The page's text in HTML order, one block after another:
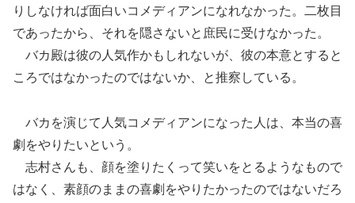
りしなければ面白いコメディアンになれなかった。二枚目
であったから、それを隠さないと庶民に受けなかった。
バカ殿は彼の人気作かもしれないが、彼の本意とすると
ころではなかったのではないか、と推察している。
バカを演じて人気コメディアンになった人は、本当の喜
劇をやりたいという。
志村さんも、顔を塗りたくって笑いをとるようなもので
はなく、素顔のままの喜劇をやりたかったのではないだろ